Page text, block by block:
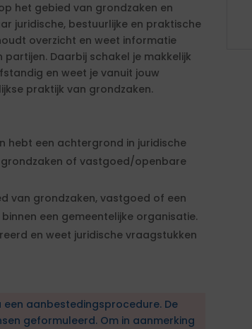
het gebied van grondzaken en
juridische, bestuurlijke en praktische
overzicht en weet informatie
Daarbij schakel je makkelijk
en weet je vanuit jouw
praktijk van grondzaken.
hebt een achtergrond in juridische
of vastgoed/openbare
van grondzaken, vastgoed of een
een gemeentelijke organisatie.
en weet juridische vraagstukken
aanbestedingsprocedure. De
geformuleerd. Om in aanmerking